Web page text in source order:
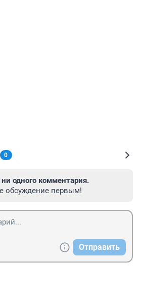
0
одного комментария.
обсуждение первым!
Отправить